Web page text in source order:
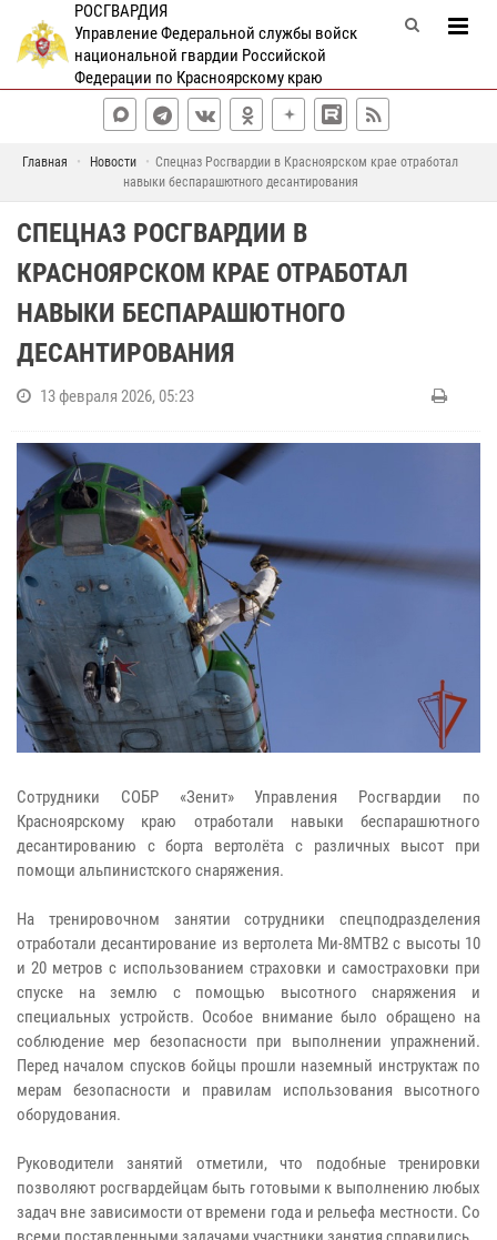
РОСГВАРДИЯ
Управление Федеральной службы войск
национальной гвардии Российской
Федерации по Красноярскому краю
Главная Новости
Спецназ Росгвардии в Красноярском крае отработал
навыки беспарашютного десантирования
СПЕЦНАЗ РОСГВАРДИИ В
КРАСНОЯРСКОМ КРАЕ ОТРАБОТАЛ
НАВЫКИ БЕСПАРАШЮТНОГО
ДЕСАНТИРОВАНИЯ
13 февраля 2026, 05:23
Сотрудники СОБР «Зенит» Управления Росгвардии по
Красноярскому краю отработали навыки беспарашютного
десантированию с борта вертолёта с различных высот при
помощи альпинистского снаряжения.
На тренировочном занятии сотрудники спецподразделения
отработали десантирование из вертолета Ми-8МТВ2 с высоты 10
и 20 метров с использованием страховки и самостраховки при
спуске на землю с помощью высотного снаряжения и
специальных устройств. Особое внимание было обращено на
соблюдение мер безопасности при выполнении упражнений.
Перед началом спусков бойцы прошли наземный инструктаж по
мерам безопасности и правилам использования высотного
оборудования.
Руководители занятий отметили, что подобные тренировки
позволяют росгвардейцам быть готовыми к выполнению любых
задач вне зависимости от времени года и рельефа местности. Со